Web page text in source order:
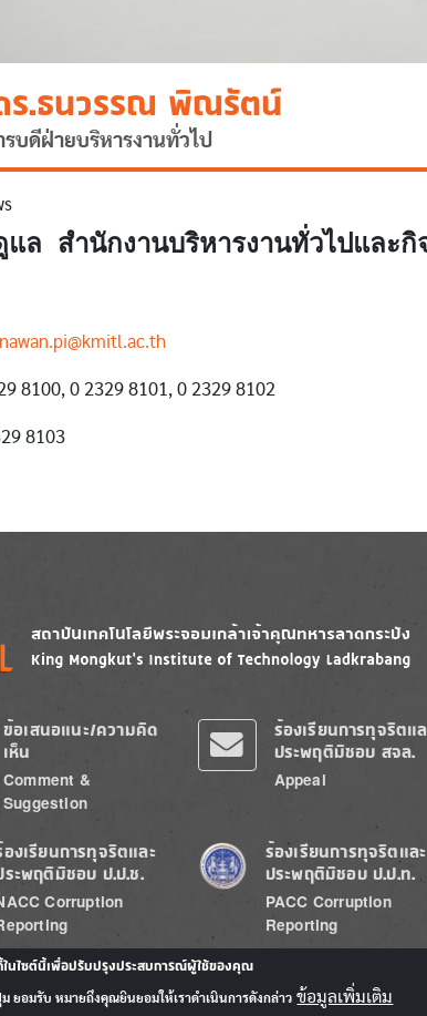
ร.ธนวรรณ พิณรัตน์
รบดีฝ่ายบริหารงานทั่วไป
แล สำนักงานบริหารงานทั่วไปและกิ
8100, 0 2329 8101, 0 2329 8102
8103
Image
ข้อเสนอแนะ/ความคิด
เห็น
Comment &
Suggestion
ร้องเรียนการทุจริตแ
ประพฤติมิชอบ สจล.
Appeal
องเรียนการทุจริตและ
ระพฤติมิชอบ ป.ป.ช.
Corruption
Image
ร้องเรียนการทุจริตและ
ประพฤติมิชอบ ป.ป.ท.
PACC Corruption
Reporting
ในไซต์นี้เพื่อปรับปรุงประสบการณ์ผู้ใช้ของคุณ
ยอมรับ หมายถึงคุณยินยอมให้เราดำเนินการดังกล่าว ข้อมูลเพิ่มเติม